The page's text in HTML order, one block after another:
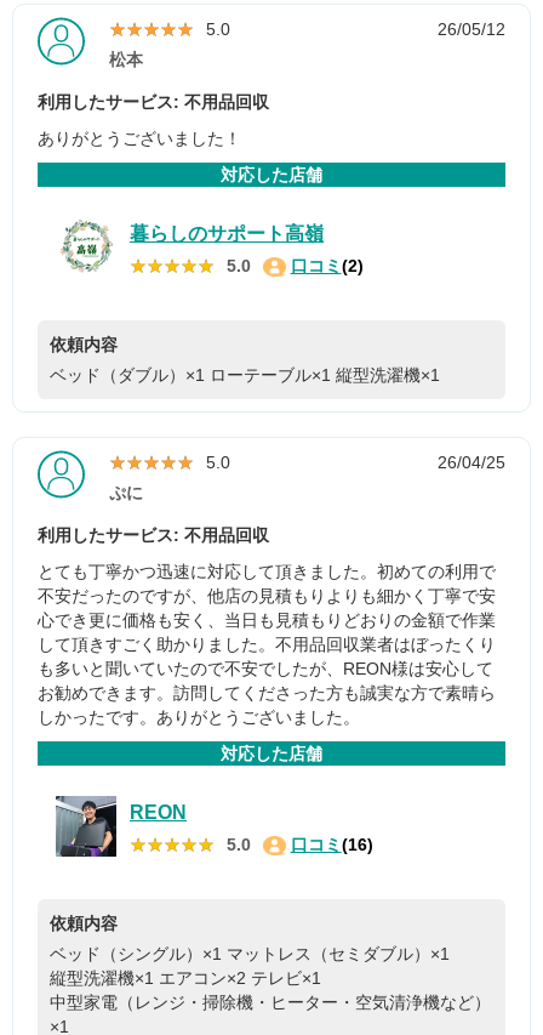
★★★★★
★★★★★ 5.0
26/05/12
松本
利用したサービス: 不用品回収
ありがとうございました！
対応した店舗
暮らしのサポート高嶺
★★★★★
★★★★★ 5.0 口コミ (2)
依頼内容
ベッド（ダブル）×1 ローテーブル×1 縦型洗濯機×1
★★★★★
★★★★★ 5.0
26/04/25
ぷに
利用したサービス: 不用品回収
とても丁寧かつ迅速に対応して頂きました。初めての利用で
不安だったのですが、他店の見積もりよりも細かく丁寧で安
心でき更に価格も安く、当日も見積もりどおりの金額で作業
して頂きすごく助かりました。不用品回収業者はぼったくり
も多いと聞いていたので不安でしたが、REON様は安心して
お勧めできます。訪問してくださった方も誠実な方で素晴ら
しかったです。ありがとうございました。
対応した店舗
REON
★★★★★
★★★★★ 5.0 口コミ (16)
依頼内容
ベッド（シングル）×1 マットレス（セミダブル）×1
縦型洗濯機×1 エアコン×2 テレビ×1
中型家電（レンジ・掃除機・ヒーター・空気清浄機など）
×1